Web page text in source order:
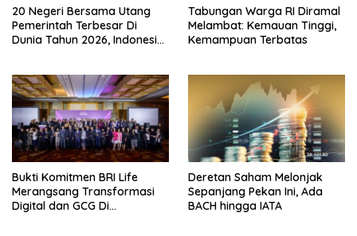
20 Negeri Bersama Utang
Pemerintah Terbesar Di
Dunia Tahun 2026, Indonesia
Tabungan Warga RI Diramal
Melambat: Kemauan Tinggi,
Kemampuan Terbatas
Bukti Komitmen BRI Life
Merangsang Transformasi
Digital dan GCG Di
Deretan Saham Melonjak
Sepanjang Pekan Ini, Ada
BACH hingga IATA